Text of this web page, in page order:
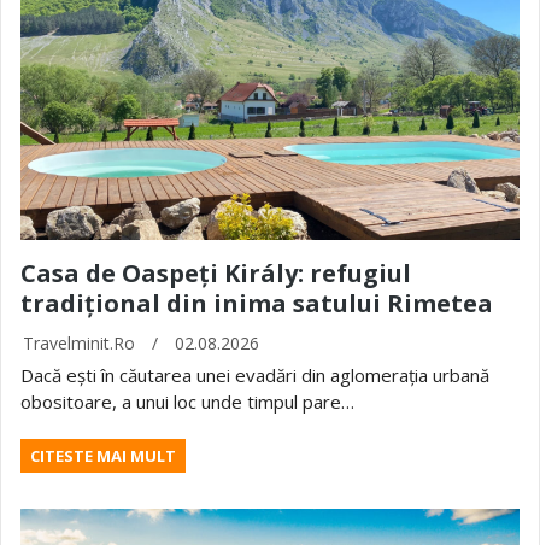
Casa de Oaspeți Király: refugiul
tradițional din inima satului Rimetea
Travelminit.ro / 02.08.2026
Dacă ești în căutarea unei evadări din aglomerația urbană
obositoare, a unui loc unde timpul pare…
CITESTE MAI MULT